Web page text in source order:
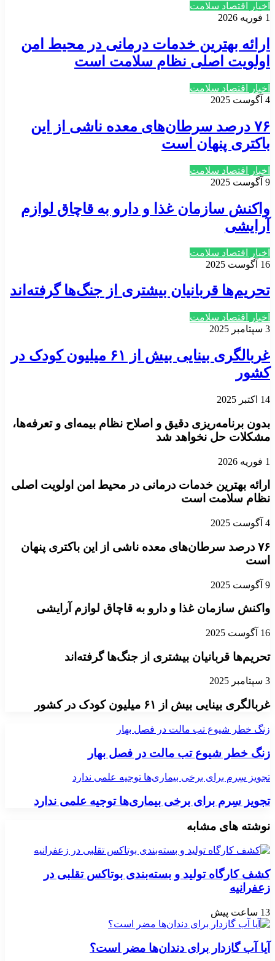
اخبار اقتصاد سلامت
1 فوریه 2026
ارائه بهترین خدمات درمانی در محیط امن
اولویت اصلی نظام سلامت است
اخبار اقتصاد سلامت
4 آگوست 2025
۷۶ درصد سرطان‌های معده ناشی از این
باکتری پنهان است
اخبار اقتصاد سلامت
9 آگوست 2025
واکنش سازمان غذا و دارو به قاچاق لوازم
آرایشی
اخبار اقتصاد سلامت
16 آگوست 2025
تحریم‌ها قربانیان بیشتری از جنگ‌ها گرفته‌اند
اخبار اقتصاد سلامت
3 سپتامبر 2025
غربالگری بینایی بیش از ۶۱ میلیون کودک در
کشور
14 اکتبر 2025
بدون برنامه‌ریزی دقیق و اصلاح نظام بیمه‌ای و تعرفه‌ها،
مشکلات حل نخواهد شد
1 فوریه 2026
ارائه بهترین خدمات درمانی در محیط امن اولویت اصلی
نظام سلامت است
4 آگوست 2025
۷۶ درصد سرطان‌های معده ناشی از این باکتری پنهان
است
9 آگوست 2025
واکنش سازمان غذا و دارو به قاچاق لوازم آرایشی
16 آگوست 2025
تحریم‌ها قربانیان بیشتری از جنگ‌ها گرفته‌اند
3 سپتامبر 2025
غربالگری بینایی بیش از ۶۱ میلیون کودک در کشور
زنگ خطر شیوع تب مالت در فصل بهار
زنگ خطر شیوع تب مالت در فصل بهار
تجویز سِرم برای برخی‌ بیماری‌ها توجیه علمی ندارد
تجویز سِرم برای برخی‌ بیماری‌ها توجیه علمی ندارد
نوشته های مشابه
کشف کارگاه تولید و بسته‌بندی بوتاکس تقلبی در
زعفرانیه
13 ساعت پیش
آیا آب گازدار برای دندان‌ها مضر است؟